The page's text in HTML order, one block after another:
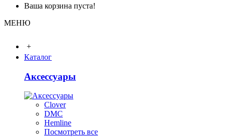
Ваша корзина пуста!
МЕНЮ
+
Каталог
Аксессуары
Clover
DMC
Hemline
Посмотреть все